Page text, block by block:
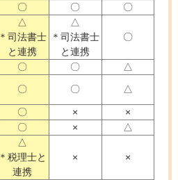
〇 〇 〇
△
＊司法書士
と連携
△
＊司法書士
と連携
〇
〇 〇
△
〇 〇 △
〇 ×
×
〇 × △
△
＊税理士と
連携
× ×